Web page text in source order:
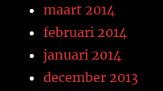
maart 2014
februari 2014
januari 2014
december 2013